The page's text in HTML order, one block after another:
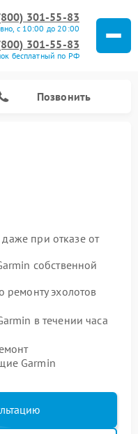
301-55-83
с 10:00 до 20:00
301-55-83
бесплатный по РФ
Позвонить
даже при отказе от
собственной
ремонту эхолотов
в течении часа
Garmin